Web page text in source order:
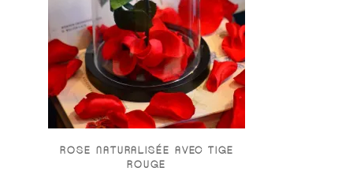
ROSE NATURALISÉE AVEC TIGE
ROUGE